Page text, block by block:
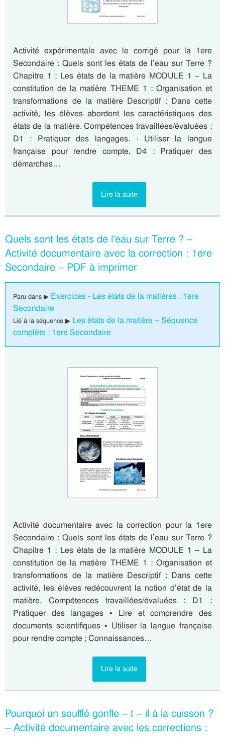
Activité expérimentale avec le corrigé pour la 1ere
Secondaire : Quels sont les états de l’eau sur Terre ?
Chapitre 1 : Les états de la matière MODULE 1 – La
constitution de la matière THEME 1 : Organisation et
transformations de la matière Descriptif : Dans cette
activité, les élèves abordent les caractéristiques des
états de la matière. Compétences travaillées/évaluées :
D1 : Pratiquer des langages. · Utiliser la langue
française pour rendre compte. D4 : Pratiquer des
démarches…
Lire la suite
Quels sont les états de l’eau sur Terre ? –
Activité documentaire avec la correction : 1ere
Secondaire – PDF à imprimer
Paru dans ▶ Exercices - Les états de la matières : 1ere
Secondaire
Lié à la séquence ▶ Les états de la matière – Séquence
complète : 1ere Secondaire
Activité documentaire avec la correction pour la 1ere
Secondaire : Quels sont les états de l’eau sur Terre ?
Chapitre 1 : Les états de la matière MODULE 1 – La
constitution de la matière THEME 1 : Organisation et
transformations de la matière Descriptif : Dans cette
activité, les élèves redécouvrent la notion d’état de la
matière. Compétences travaillées/évaluées : D1 :
Pratiquer des langages • Lire et comprendre des
documents scientifiques • Utiliser la langue française
pour rendre compte ; Connaissances…
Lire la suite
Pourquoi un soufflé gonfle – t – il à la cuisson ?
– Activité documentaire avec les corrections :